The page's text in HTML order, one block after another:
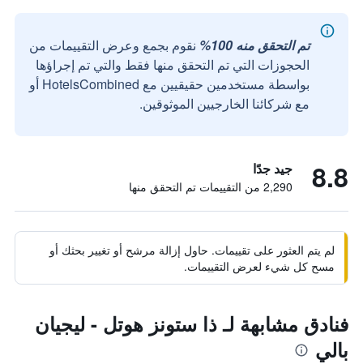
تم التحقق منه 100%
نقوم بجمع وعرض التقييمات من
الحجوزات التي تم التحقق منها فقط والتي تم إجراؤها
بواسطة مستخدمين حقيقيين مع HotelsCombined أو
مع شركائنا الخارجيين الموثوقين.
8.8 جيد جدًا
2,290 من التقييمات تم التحقق منها
لم يتم العثور على تقييمات. حاول إزالة مرشح أو تغيير بحثك أو
مسح كل شيء لعرض التقييمات.
فنادق مشابهة لـ ذا ستونز هوتل - ليجيان
بالي